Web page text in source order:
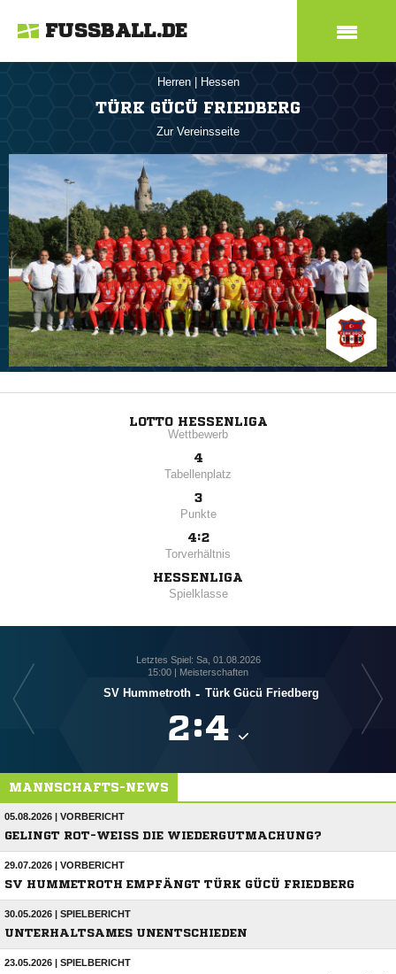
FUSSBALL.DE
Herren Hessen
TÜRK GÜCÜ FRIEDBERG
Zur Vereinsseite
LOTTO HESSENLIGA
Wettbewerb
4
Tabellenplatz
3
Punkte
4:2
Torverhältnis
HESSENLIGA
Spielklasse
Letztes Spiel: Sa, 01.08.2026
15:00 | Meisterschaften
SV Hummetroth - Türk Gücü Friedberg
:
MANNSCHAFTS-NEWS
05.08.2026 | VORBERICHT
GELINGT ROT-WEISS DIE WIEDERGUTMACHUNG?
29.07.2026 | VORBERICHT
SV HUMMETROTH EMPFÄNGT TÜRK GÜCÜ FRIEDBERG
30.05.2026 | SPIELBERICHT
UNTERHALTSAMES UNENTSCHIEDEN
23.05.2026 | SPIELBERICHT